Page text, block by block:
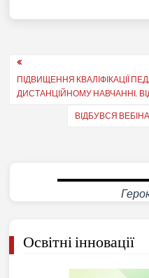
Навігація
записів
ПІДВИЩЕННЯ КВАЛІФІКАЦІЇ
ДИСТАНЦІЙНОМУ НАВЧАННІ.
ВІДБУВСЯ
Освітні інновації